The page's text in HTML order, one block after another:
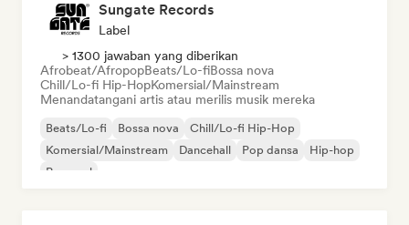
Sungate Records
Label
> 1300 jawaban yang diberikan
Afrobeat/AfropopBeats/Lo-fiBossa nova
Chill/Lo-fi Hip-HopKomersial/Mainstream
Menandatangani artis atau merilis musik mereka
Beats/Lo-fi Bossa nova
Chill/Lo-fi Hip-Hop
Komersial/Mainstream
Dancehall Pop dansa
Hip-hop
Pop soul